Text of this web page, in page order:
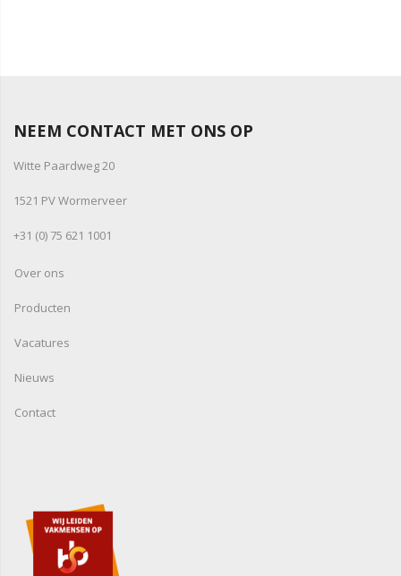
NEEM CONTACT MET ONS OP
Witte Paardweg 20
1521 PV Wormerveer
+31 (0) 75 621 1001
Over ons
Producten
Vacatures
Nieuws
Contact